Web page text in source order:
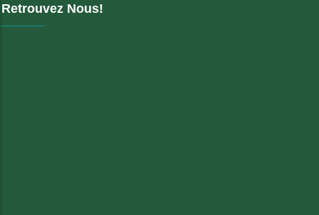
Retrouvez Nous!